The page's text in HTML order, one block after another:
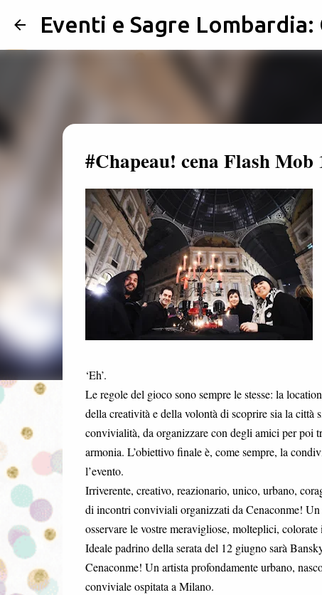
Eventi e Sagre
#Chapeau! cena Flash
‘Eh’.
Le regole del gioco sono sempre le stesse: la
della creatività e della volontà di scoprire sia la città
convivialità, da organizzare con degli amici per poi
armonia. L’obiettivo finale è, come sempre, la
l’evento.
Irriverente, creativo, reazionario, unico, urbano,
di incontri conviviali organizzati da Cenaconme!
osservare le vostre meravigliose, molteplici, colorate
Ideale padrino della serata del 12 giugno sarà
Cenaconme! Un artista profondamente urbano,
conviviale ospitata a Milano.